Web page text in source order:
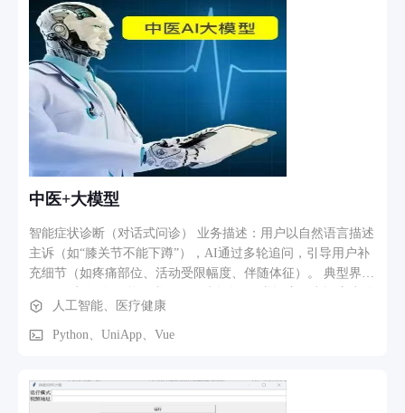
跨会话长期记忆，自动追踪用户情绪变化轨迹；每次回复后 AI
自评打分，低分回复自动归档待审队列。 业务流程：用户 @
潜语 → WebSocket 接收 → 安全过滤（危机检测）→ 知识检索
（RAG）→ DeepSeek 思考生成 → 回复用户 + 自评打分 + 情
绪记录 + 记忆持久化。
中医+大模型
智能症状诊断（对话式问诊） 业务描述：用户以自然语言描述
主诉（如“膝关节不能下蹲”），AI通过多轮追问，引导用户补
充细节（如疼痛部位、活动受限幅度、伴随体征）。 典型界
还是不能站直？” → 再问“过伸试验强阳性？” → 逐步缩小范
围，输出可能的病因（滑膜炎、髌骨嵌顿、腘肌损伤等）。 价
临床路径（如“下蹲障碍”诊断树），AI自动输出分步骤的鉴别
人工智能、医疗健康
Python、UniApp、Vue